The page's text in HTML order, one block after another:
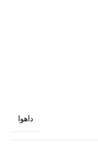
داهوا